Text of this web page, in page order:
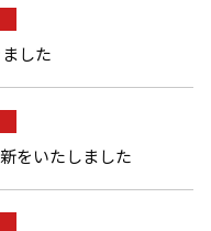
した
をいたしました